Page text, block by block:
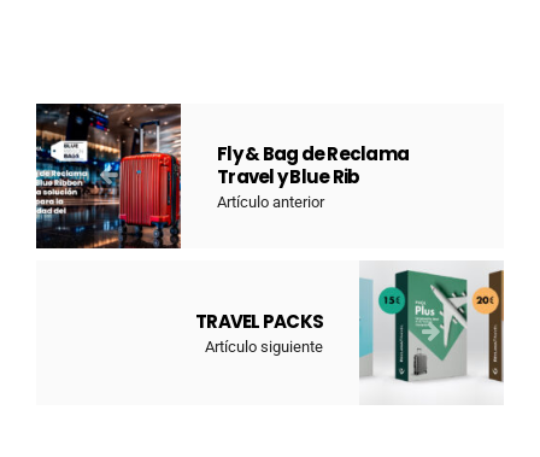
Fly & Bag de Reclama
Travel y Blue Rib
Artículo anterior
TRAVEL PACKS
Artículo siguiente